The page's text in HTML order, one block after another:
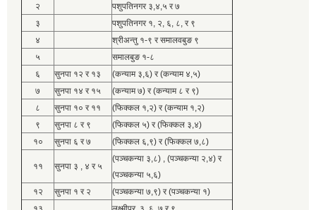
२
पशुपतिनगर ३,४,५ र ७
३
पशुपतिनगर १, २, ६, ८, र ९
४
श्रीअन्तु १-९ र समालवबुङ ९
५
समालबुङ १-८
६
सुनपा १२ र १३
(कन्याम ३,६) र (कन्याम ४,५)
७
सुनपा १४ र १५
(कन्याम ७) र (कन्याम ८ र ९)
८
सुनपा १० र ११
(फिक्कल १,२) र (कन्याम १,२)
९
सुनपा ८ र ९
(फिक्कल ५) र (फिक्कल ३,४)
१०
सुनपा ६ र ७ (फिक्कल ६,९) र (फिक्कल ७,८)
११ सुनपा ३ , ४ र ५
(पञ्चकन्या ३,८) , (पञ्चकन्या २,४) र
(पञ्चकन्या ५,६)
१२
सुनपा १ र २
(पञ्चकन्या ७,९) र (पञ्चकन्या १)